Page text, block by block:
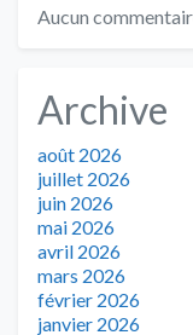
Aucun
Archive
août 2026
juillet 2026
juin 2026
mai 2026
avril 2026
mars 2026
février 2026
janvier 2026